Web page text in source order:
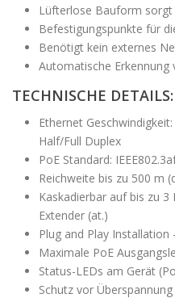
Lüfterlose Bauform
Befestigungspunkte für
Benötigt kein externes
Automatische Erkennung
TECHNISCHE DETAILS:
Ethernet
Half/Full Duplex
PoE Standard:
Reichweite bis zu 500 m
Kaskadierbar auf bis zu 3
Extender (at.)
Plug and Play
Maximale PoE
Status-LEDs am Gerät
Schutz vor